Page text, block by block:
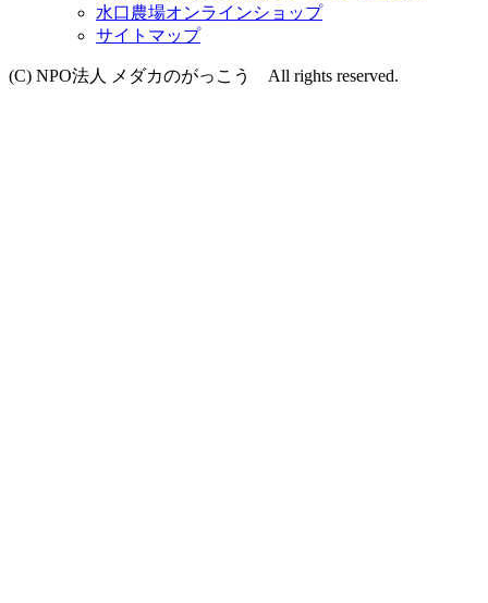
水口農場オンラインショップ
サイトマップ
(C) NPO法人 メダカのがっこう All rights reserved.